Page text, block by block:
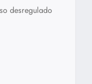
desregulado